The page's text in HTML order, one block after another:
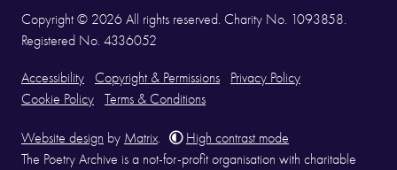
Copyright © 2026 All rights reserved. Charity No. 1093858.
Registered No. 4336052
Accessibility Copyright & Permissions
Privacy Policy
Cookie Policy
Terms & Conditions
Website design by Matrix
High contrast mode
The Poetry Archive is a not-for-profit organisation with charitable